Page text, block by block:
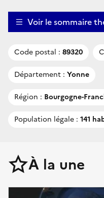
Voir le sommaire
Code postal : 89320
Département : Yonne
Région : Bourgogne-
Population légale : 141
À la une